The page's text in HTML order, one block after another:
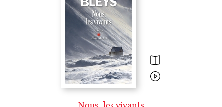
Nous, les vivants